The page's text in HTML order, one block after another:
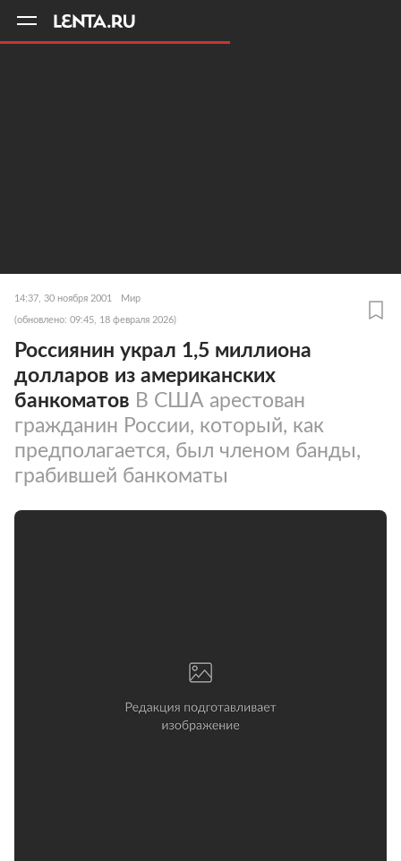
14:37, 30 ноября 2001 Мир
(обновлено: 09:45, 18 февраля 2026)
Россиянин украл 1,5 миллиона
долларов из американских
банкоматов В США арестован
гражданин России, который, как
предполагается, был членом банды,
грабившей банкоматы